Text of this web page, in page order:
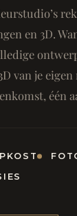
en 3D.
van je
één